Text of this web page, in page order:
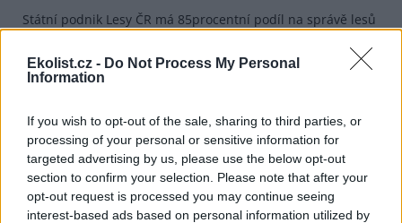
Ekolist.cz - Do Not Process My Personal
Information
If you wish to opt-out of the sale, sharing to third parties, or
processing of your personal or sensitive information for
targeted advertising by us, please use the below opt-out
section to confirm your selection. Please note that after your
opt-out request is processed you may continue seeing
interest-based ads based on personal information utilized by
Státní podnik Lesy ČR má 85procentní podíl na správě lesů
zemědělství
. Podnik má funkci odborného lesního
hospodáře, který řídí hospodaření s lesním majetkem.
Prodej surového dřeva představuje zhruba 80 procent
této činnosti více než 4,5 miliardy Kč. Hodnota finančního
majetku podniku přitom představovala 2,3 miliardy korun,
z čehož 2,2 miliardy Kč připadly na krátkodobý finanční
majetek. Podnik podle CRA ukládá volné peníze do
depozitních směnek, pokladničních poukázek a dalších
instrumentů.